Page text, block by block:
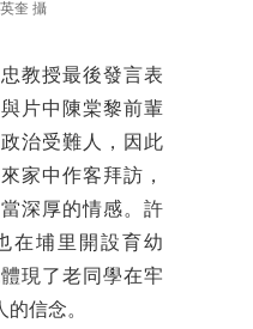
奎 攝
教授最後發言表
片中陳棠黎前輩
治受難人，因此
家中作客拜訪，
深厚的情感。許
在埔里開設育幼
現了老同學在牢
信念。